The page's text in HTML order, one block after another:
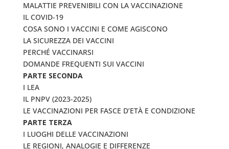
MALATTIE PREVENIBILI CON LA VACCINAZIONE
IL COVID-19
COSA SONO I VACCINI E COME AGISCONO
LA SICUREZZA DEI VACCINI
PERCHÉ VACCINARSI
DOMANDE FREQUENTI SUI VACCINI
PARTE SECONDA
I LEA
IL PNPV (2023-2025)
LE VACCINAZIONI PER FASCE D’ETÀ E CONDIZIONE
PARTE TERZA
I LUOGHI DELLE VACCINAZIONI
LE REGIONI, ANALOGIE E DIFFERENZE